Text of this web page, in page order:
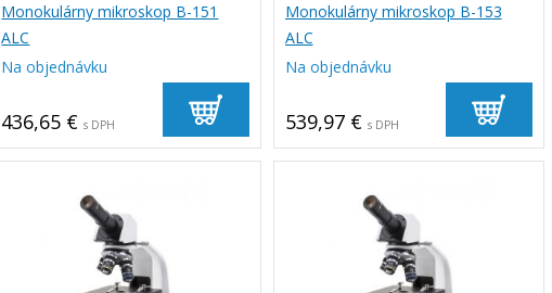
Monokulárny mikroskop B-151
ALC
Na objednávku
436,65 € s DPH
Monokulárny mikroskop B-153
ALC
Na objednávku
539,97 € s DPH